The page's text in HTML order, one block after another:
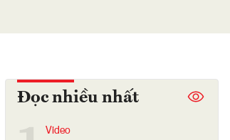
Đọc nhiều nhất
Video